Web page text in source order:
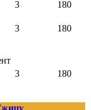
3 180
3 180
3 180